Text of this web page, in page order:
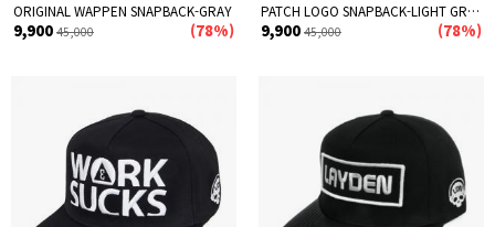
ORIGINAL WAPPEN SNAPBACK-GRAY
9,900 45,000 (78%)
PATCH LOGO SNAPBACK-LIGHT GRAY
9,900 45,000 (78%)